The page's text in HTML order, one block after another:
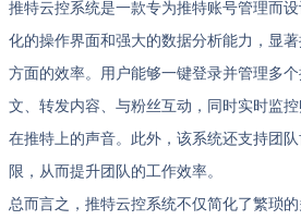
推特云控系统是一款专为推特账号管理而
化的操作界面和强大的数据分析能力，显
方面的效率。用户能够一键登录并管理多
文、转发内容、与粉丝互动，同时实时监
在推特上的声音。此外，该系统还支持团
限，从而提升团队的工作效率。
总而言之，推特云控系统不仅简化了繁琐